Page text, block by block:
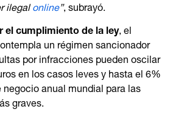
ilegal online”, subrayó.
el cumplimiento de la ley, el
un régimen sancionador
por infracciones pueden oscilar
en los casos leves y hasta el 6%
negocio anual mundial para las
graves.